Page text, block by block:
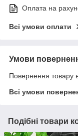
Оплата на
Всі умови оплати
Умови
Повернення товару
Всі умови
Подібні товари